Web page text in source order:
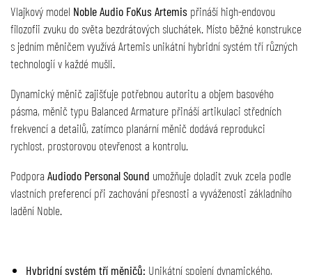
Vlajkový model Noble Audio FoKus Artemispřináší high-endovou
filozofii zvuku do světa bezdrátových sluchátek. Místo běžné konstrukce
s jedním měničem využívá Artemis unikátní hybridní systém tří různých
technologií v každé mušli.
Dynamický měnič zajišťuje potřebnou autoritu a objem basového
pásma, měnič typu Balanced Armature přináší artikulaci středních
frekvencí a detailů, zatímco planární měnič dodává reprodukci
rychlost, prostorovou otevřenost a kontrolu.
Podpora Audiodo Personal Sound umožňuje doladit zvuk zcela podle
vlastních preferencí při zachování přesnosti a vyváženosti základního
ladění Noble.
Hybridní systém tří měničů: Unikátní spojení dynamického,